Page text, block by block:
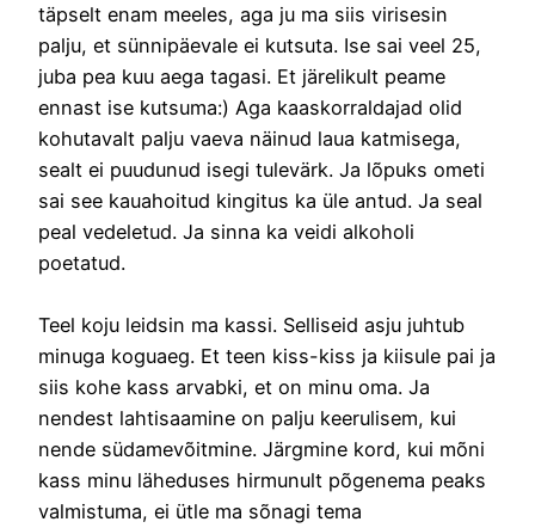
täpselt enam meeles, aga ju ma siis virisesin
palju, et sünnipäevale ei kutsuta. Ise sai veel 25,
juba pea kuu aega tagasi. Et järelikult peame
ennast ise kutsuma:) Aga kaaskorraldajad olid
kohutavalt palju vaeva näinud laua katmisega,
sealt ei puudunud isegi tulevärk. Ja lõpuks ometi
sai see kauahoitud kingitus ka üle antud. Ja seal
peal vedeletud. Ja sinna ka veidi alkoholi
poetatud.
Teel koju leidsin ma kassi. Selliseid asju juhtub
minuga koguaeg. Et teen kiss-kiss ja kiisule pai ja
siis kohe kass arvabki, et on minu oma. Ja
nendest lahtisaamine on palju keerulisem, kui
nende südamevõitmine. Järgmine kord, kui mõni
kass minu läheduses hirmunult põgenema peaks
valmistuma, ei ütle ma sõnagi tema